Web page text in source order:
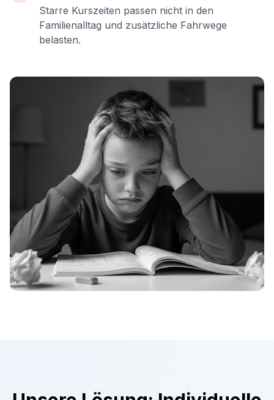
Starre Kurszeiten passen nicht in den
Familienalltag und zusätzliche Fahrwege
belasten.